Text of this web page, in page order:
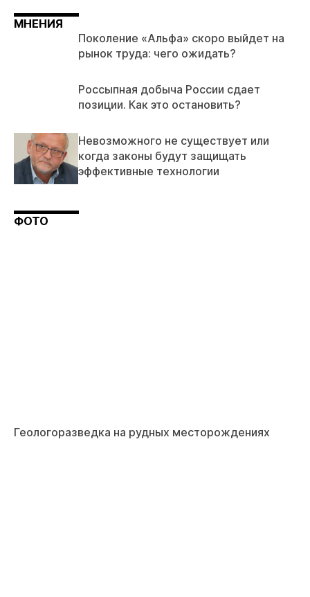
МНЕНИЯ
Поколение «Альфа» скоро выйдет на
рынок труда: чего ожидать?
Россыпная добыча России сдает
позиции. Как это остановить?
Невозможного не существует или
когда законы будут защищать
эффективные технологии
ФОТО
Геологоразведка на рудных месторождениях